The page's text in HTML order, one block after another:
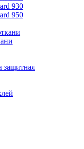
930
950
защитная